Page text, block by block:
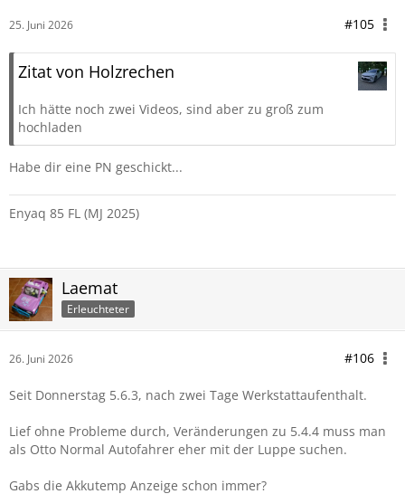
25. Juni 2026 #105
Zitat von Holzrechen
Ich hätte noch zwei Videos, sind aber zu groß zum
hochladen
Habe dir eine PN geschickt...
Enyaq 85 FL (MJ 2025)
Laemat
Erleuchteter
26. Juni 2026 #106
Seit Donnerstag 5.6.3, nach zwei Tage Werkstattaufenthalt.
Lief ohne Probleme durch, Veränderungen zu 5.4.4 muss man
als Otto Normal Autofahrer eher mit der Luppe suchen.
Gabs die Akkutemp Anzeige schon immer?